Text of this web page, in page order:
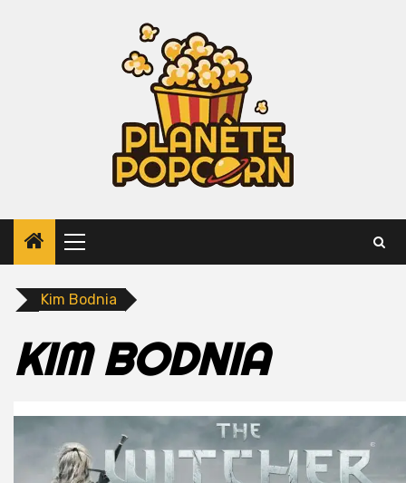
Primary
Menu
Kim Bodnia
KIM BODNIA